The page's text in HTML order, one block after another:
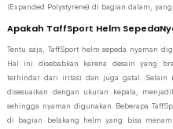
(Expanded Polystyrene) di bagian dalam,
Apakah TaffSport Helm
Tentu saja, TaffSport helm sepeda nyaman
Hal ini disebabkan karena desain yang
terhindar dari iritasi dan juga gatal.
disesuaikan dengan ukuran kepala,
sehingga nyaman digunakan. Beberapa
di bagian belakang helm yang bisa